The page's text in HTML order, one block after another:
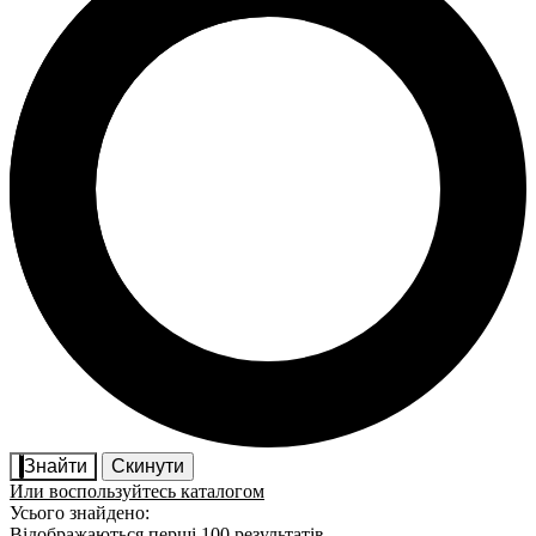
Знайти
Скинути
Или воспользуйтесь каталогом
Усього знайдено: